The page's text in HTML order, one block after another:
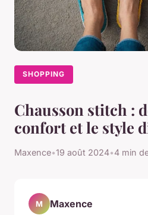
SHOPPING
Chausson stitch :
confort et le style
Maxence•19 août 2024•4 min
M Maxence